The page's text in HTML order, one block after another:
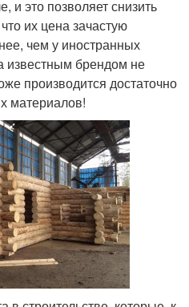
и это позволяет снизить
их цена зачастую
чем у иностранных
известным брендом не
производится достаточно
материалов!